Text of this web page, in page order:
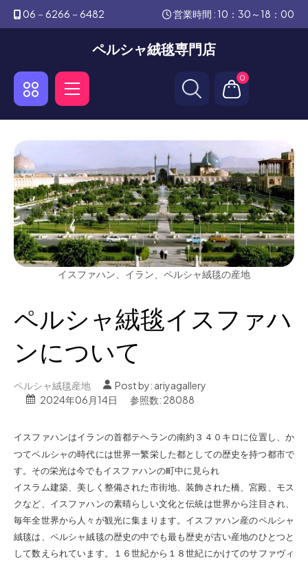
06－6266－6482 営業時間 : 10：30～18：00
ペルシャ絨毯専門店
0
イスファハン、イラン、ペルシャ絨毯の産地
ペルシャ絨毯イスファハ
ンについて
ペルシャ絨毯産地 Post by: ariyagallery
2024年06月14日
参照数: 28088
イスファハンはイランの首都テヘランの南約３４０キロに位置し、か
つてペルシャの時代には世界一繁栄した都としての歴史を持つ都市で
す。 その栄光は今でもイスファハンの町中に見られ
イスラム建築、美しく整備された市街地、装飾された橋、宮殿、モス
クなど、 イスファハンの素晴らしい文化と伝統は世界から注目され、
毎年全世界から人々が観光に集ま ります 。 イスファハン産のペルシャ
絨毯は、ペルシャ絨毯の歴史の中でも最も 歴史が古い産地のひとつと
して数えられています。
１６世紀から１８世紀にかけてのサファヴィ